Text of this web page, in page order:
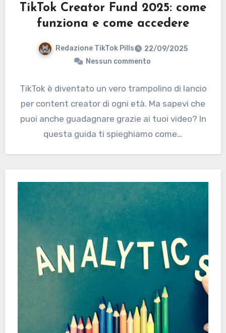
TikTok Creator Fund 2025: come
funziona e come accedere
Redazione TikTok Pills
22/09/2025
Nessun commento
TikTok è diventato un vero trampolino di lancio
per content creator di ogni età. Ma sapevi che
puoi anche guadagnare grazie ai tuoi video? In
questa guida ti spieghiamo come…